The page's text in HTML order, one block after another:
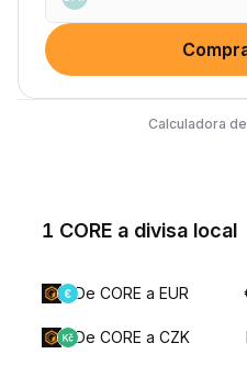
Calculadora de
1 CORE a divisa local
De CORE a EUR
De CORE a CZK